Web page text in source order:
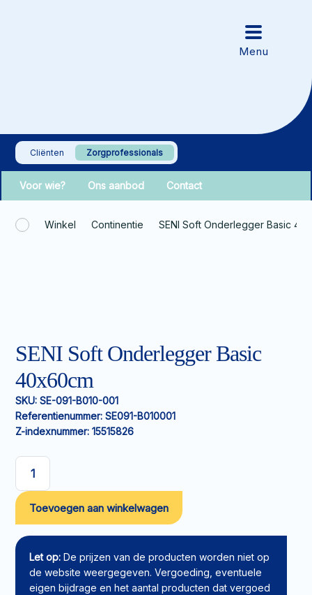
Cliënten Zorgprofessionals
Voor wie? Ons aanbod Contact
Winkel Continentie SENI Soft Onderlegger Basic
SENI Soft Onderlegger Basic
40x60cm
SKU: SE-091-B010-001
Referentienummer: SE091-B010001
Z-indexnummer: 15515826
SENI
Soft
Onderlegger
Basic
40x60cm
aantal
Toevoegen aan winkelwagen
Let op: De prijzen van de producten worden niet op
de website weergegeven. Vergoeding, eventuele
eigen bijdrage en het aantal producten dat vergoed